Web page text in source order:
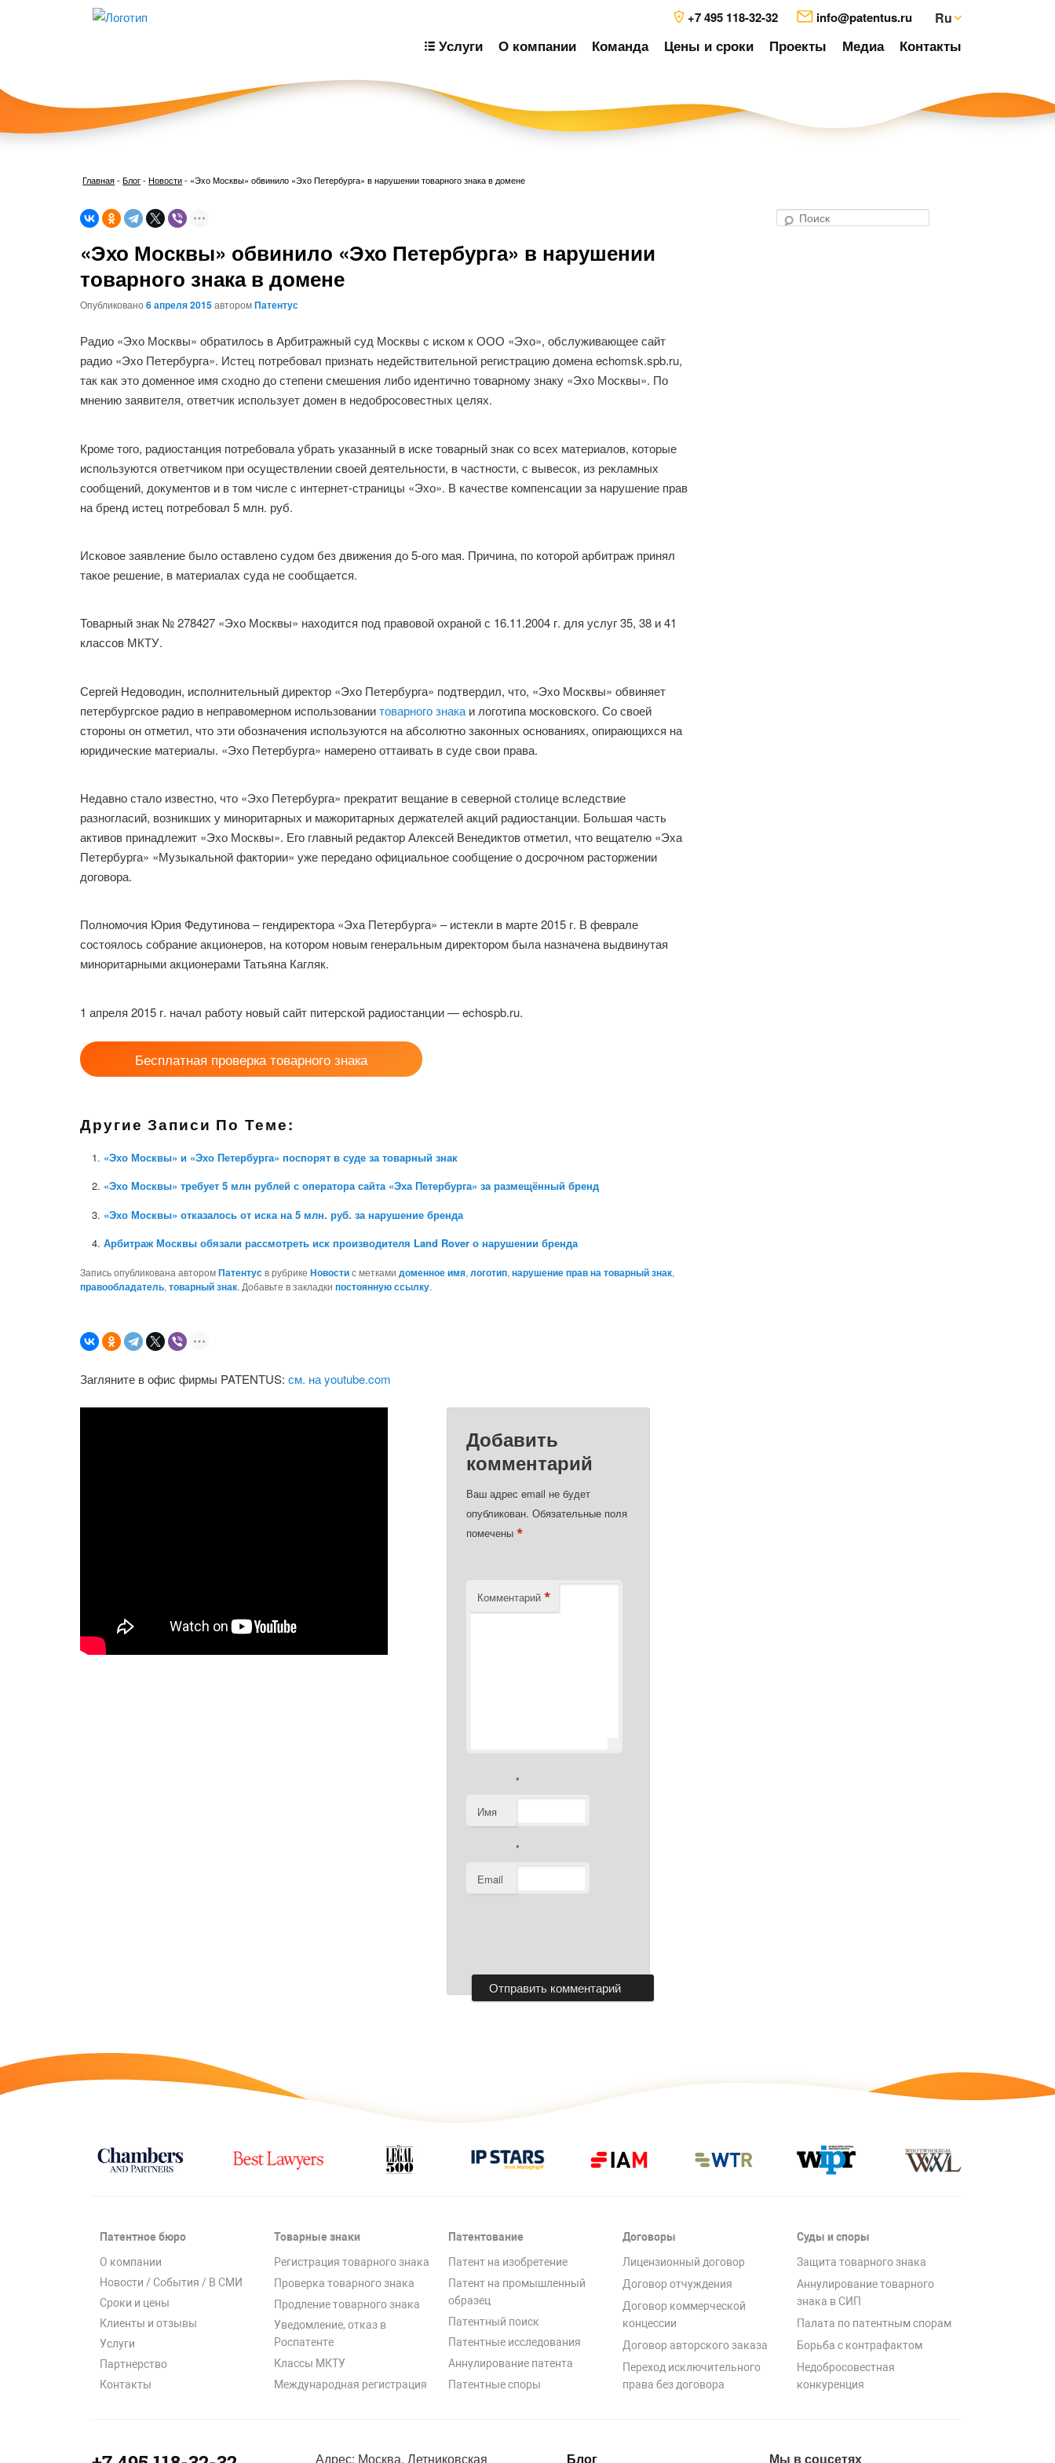
+7 495 118-32-32 info@patentus.ru Ru
Услуги О компании Команда Цены и сроки Проекты Медиа Контакты
Главная-Блог- Новости- «Эхо Москвы» обвинило «Эхо Петербурга» в нарушении товарного знака в домене
«Эхо Москвы» обвинило «Эхо Петербурга» в нарушении
товарного знака в домене
Опубликовано6 апреля 2015авторомПатентус
Радио «Эхо Москвы» обратилось в Арбитражный суд Москвы с иском к ООО «Эхо», обслуживающее сайт
радио «Эхо Петербурга». Истец потребовал признать недействительной регистрацию домена echomsk.spb.ru,
так как это доменное имя сходно до степени смешения либо идентично товарному знаку «Эхо Москвы». По
мнению заявителя, ответчик использует домен в недобросовестных целях.
Кроме того, радиостанция потребовала убрать указанный в иске товарный знак со всех материалов, которые
используются ответчиком при осуществлении своей деятельности, в частности, с вывесок, из рекламных
сообщений, документов и в том числе с интернет-страницы «Эхо». В качестве компенсации за нарушение прав
на бренд истец потребовал 5 млн. руб.
Исковое заявление было оставлено судом без движения до 5-ого мая. Причина, по которой арбитраж принял
такое решение, в материалах суда не сообщается.
Товарный знак № 278427 «Эхо Москвы» находится под правовой охраной с 16.11.2004 г. для услуг 35, 38 и 41
классов МКТУ.
Сергей Недоводин, исполнительный директор «Эхо Петербурга» подтвердил, что, «Эхо Москвы» обвиняет
петербургское радио в неправомерном использованиитоварного знака и логотипа московского. Со своей
стороны он отметил, что эти обозначения используются на абсолютно законных основаниях, опирающихся на
юридические материалы. «Эхо Петербурга» намерено оттаивать в суде свои права.
Недавно стало известно, что «Эхо Петербурга» прекратит вещание в северной столице вследствие
разногласий, возникших у миноритарных и мажоритарных держателей акций радиостанции. Большая часть
активов принадлежит «Эхо Москвы». Его главный редактор Алексей Венедиктов отметил, что вещателю «Эха
Петербурга» «Музыкальной фактории» уже передано официальное сообщение о досрочном расторжении
договора.
Полномочия Юрия Федутинова – гендиректора «Эха Петербурга» – истекли в марте 2015 г. В феврале
состоялось собрание акционеров, на котором новым генеральным директором была назначена выдвинутая
миноритарными акционерами Татьяна Кагляк.
1 апреля 2015 г. начал работу новый сайт питерской радиостанции — echospb.ru.
Бесплатная проверка товарного знака
Другие Записи По Теме:
«Эхо Москвы» и «Эхо Петербурга» поспорят в суде за товарный знак
«Эхо Москвы» требует 5 млн рублей с оператора сайта «Эха Петербурга» за размещённый бренд
«Эхо Москвы» отказалось от иска на 5 млн. руб. за нарушение бренда
Арбитраж Москвы обязали рассмотреть иск производителя Land Rover о нарушении бренда
Запись опубликована авторомПатентусв рубрикеНовостис меткамидоменное имя,логотип,нарушение прав на товарный знак,
правообладатель,товарный знак. Добавьте в закладкипостоянную ссылку.
Загляните в офис фирмы PATENTUS:см. на youtube.com
Добавить
комментарий
Ваш адрес email не будет
опубликован. Обязательные поля
помечены*
Комментарий *
Имя
*
Email
*
Патентное бюро
О компании
Новости / События / В СМИ
Сроки и цены
Клиенты и отзывы
Услуги
Партнерство
Контакты
Товарные знаки
Регистрация товарного знака
Проверка товарного знака
Продление товарного знака
Уведомление, отказ в
Роспатенте
Классы МКТУ
Международная регистрация
Патентование
Патент на изобретение
Патент на промышленный
образец
Патентный поиск
Патентные исследования
Аннулирование патента
Патентные споры
Договоры
Лицензионный договор
Договор отчуждения
Договор коммерческой
концессии
Договор авторского заказа
Переход исключительного
права без договора
Суды и споры
Защита товарного знака
Аннулирование товарного
знака в СИП
Палата по патентным спорам
Борьба с контрафактом
Недобросовестная
конкуренция
Адрес: Москва, Летниковская Блог Мы в соцсетях